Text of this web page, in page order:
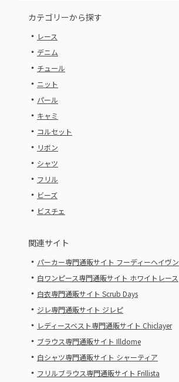
カテゴリーから探す
・ レース
・ デニム
・ チュール
・ ニット
・ パール
・ キャミ
・ コルセット
・ リボン
・ シャツ
・ フリル
・ ビーズ
・ ビスチェ
関連サイト
・ パーカー専門通販サイト フーディーヘイヴン
・ 白ワンピース専門通販サイト ホワイトレース
・ 白衣専門通販サイト Scrub Days
・ ジレ専門通販サイト ジレピ
・ レディースベスト専門通販サイト Chiclayer
・ ブラウス専門通販サイト Illdome
・ 白シャツ専門通販サイト シャーティア
・ フリルブラウス専門通販サイト Frillista